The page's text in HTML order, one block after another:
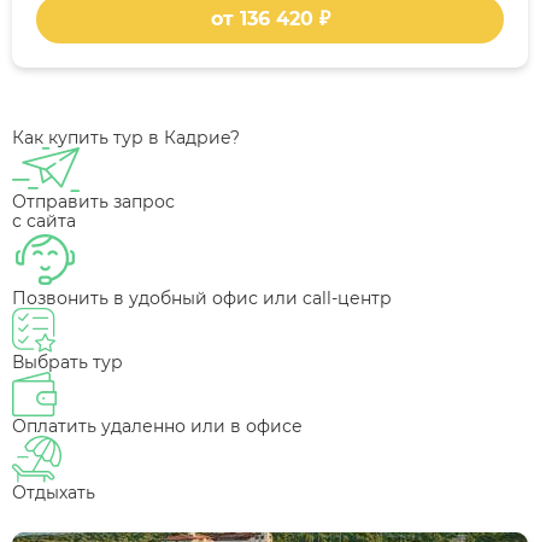
от 136 420 ₽
Как купить тур в Кадрие?
Отправить запрос
с сайта
Позвонить в удобный офис или call-центр
Выбрать тур
Оплатить удаленно или в офисе
Отдыхать